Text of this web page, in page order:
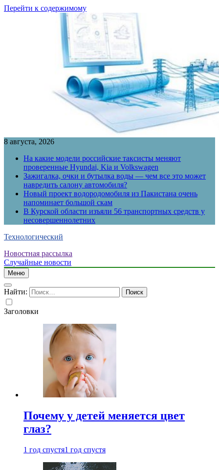
Перейти к содержимому
8 августа, 2026
На какие модели российские таксисты меняют
проверенные Hyundai, Kia и Volkswagen
Зажигалка, очки и бутылка воды — чем все это может
навредить салону автомобиля?
Новый проект водородомобиля из Пакистана очень
напоминает большой скам
В Курской области изъяли 56 транспортных средств у
несовершеннолетних
Технологический
Новостная рассылка
Случайные новости
Меню
Найти:
Заголовки
Почему у детей меняется цвет
глаз?
1 год спустя1 год спустя